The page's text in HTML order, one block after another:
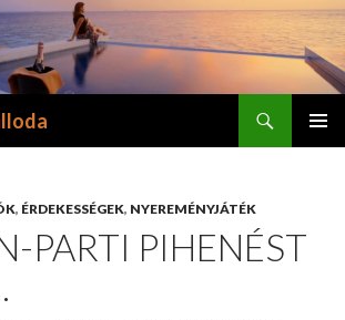
, ÉRDEKESSÉGEK, NYEREMÉNYJÁTÉK
PARTI PIHENÉST